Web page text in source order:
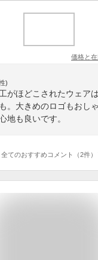
価格と
)
がほどこされたウェア
。大きめのロゴもおし
地も良いです。
全てのおすすめコメント（2件）